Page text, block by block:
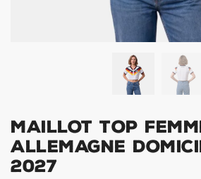
Maillot Top
Allemagne
2027